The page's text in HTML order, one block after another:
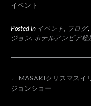
イベント
Posted in イベント, ブログ,
ジョン, ホテルアンビア松
POST
NAVIGATION
← MASAKIクリスマスイ
ジョンショー